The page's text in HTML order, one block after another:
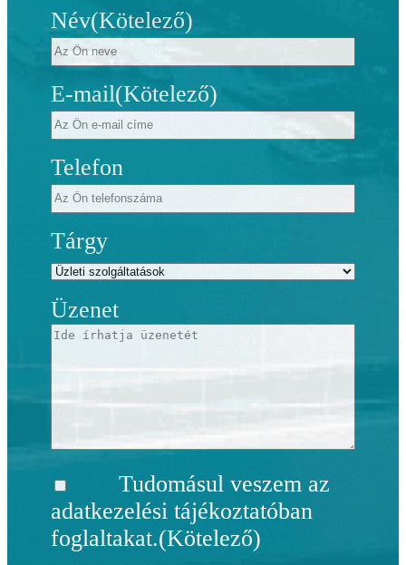
Név(Kötelező)
E-mail(Kötelező)
Telefon
Tárgy
Üzenet
Tudomásul veszem az
adatkezelési tájékoztatóban
foglaltakat.(Kötelező)